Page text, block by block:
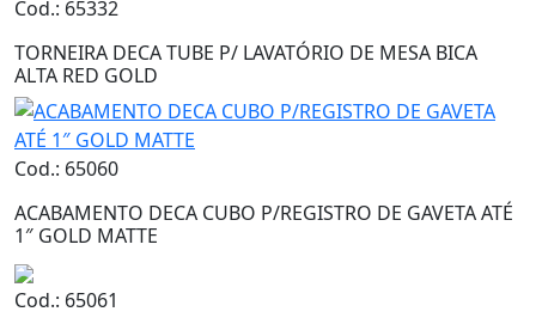
Cod.: 65332
TORNEIRA DECA TUBE P/ LAVATÓRIO DE MESA BICA
ALTA RED GOLD
Cod.: 65060
ACABAMENTO DECA CUBO P/REGISTRO DE GAVETA ATÉ
1″ GOLD MATTE
Cod.: 65061